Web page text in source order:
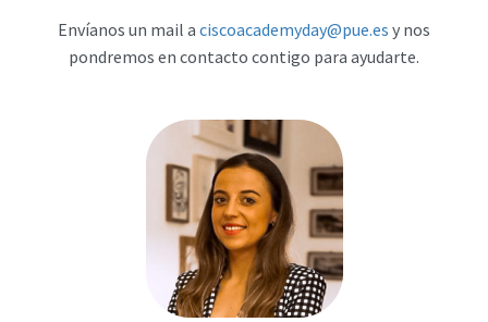
Envíanos un mail a ciscoacademyday@pue.es y nos
pondremos en contacto contigo para ayudarte.